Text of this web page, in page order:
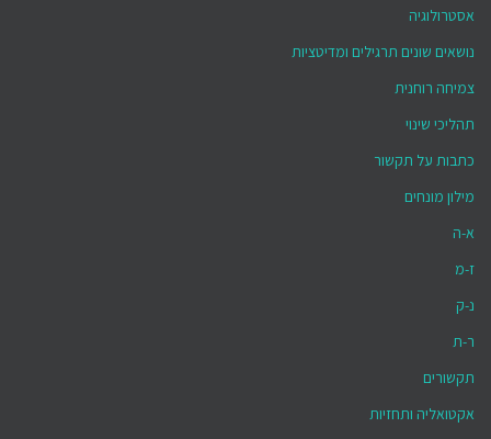
אסטרולוגיה
נושאים שונים תרגילים ומדיטציות
צמיחה רוחנית
תהליכי שינוי
כתבות על תקשור
מילון מונחים
א-ה
ז-מ
נ-ק
ר-ת
תקשורים
אקטואליה ותחזיות